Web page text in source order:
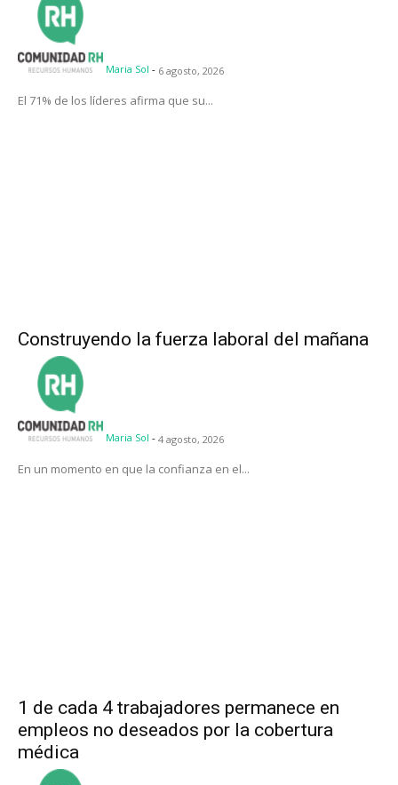
Maria Sol - 6 agosto, 2026
El 71% de los líderes afirma que su...
Construyendo la fuerza laboral del mañana
Maria Sol - 4 agosto, 2026
En un momento en que la confianza en el...
1 de cada 4 trabajadores permanece en
empleos no deseados por la cobertura
médica